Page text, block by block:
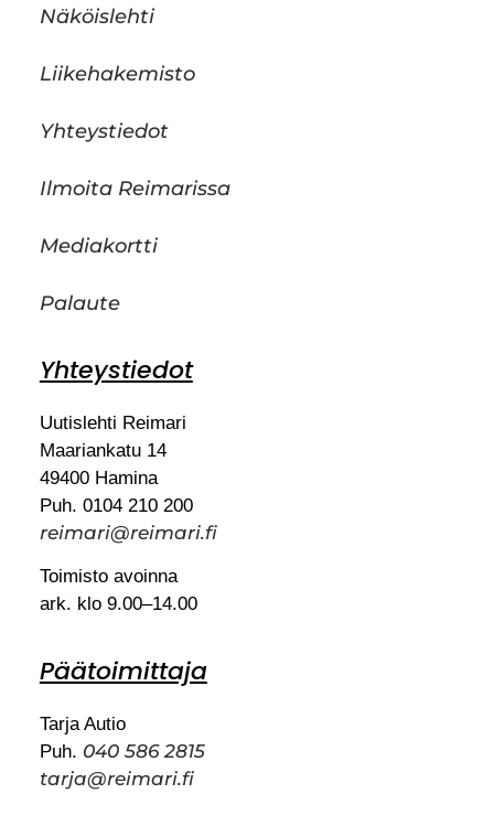
Näköislehti
Liikehakemisto
Yhteystiedot
Ilmoita Reimarissa
Mediakortti
Palaute
Yhteystiedot
Uutislehti Reimari
Maariankatu 14
49400 Hamina
Puh. 0104 210 200
reimari@reimari.fi
Toimisto avoinna
ark. klo 9.00–14.00
Päätoimittaja
Tarja Autio
Puh. 040 586 2815
tarja@reimari.fi